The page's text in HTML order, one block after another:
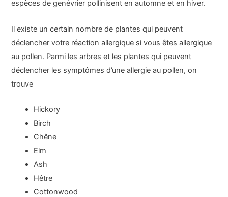
espèces de genévrier pollinisent en automne et en hiver.
Il existe un certain nombre de plantes qui peuvent
déclencher votre réaction allergique si vous êtes allergique
au pollen. Parmi les arbres et les plantes qui peuvent
déclencher les symptômes d’une allergie au pollen, on
trouve
Hickory
Birch
Chêne
Elm
Ash
Hêtre
Cottonwood